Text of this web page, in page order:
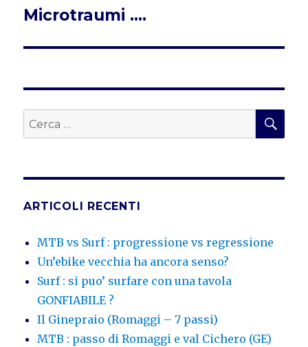
Articolo
Microtraumi ….
Cerca:
ARTICOLI RECENTI
MTB vs Surf : progressione vs regressione
Un’ebike vecchia ha ancora senso?
Surf : si puo’ surfare con una tavola
GONFIABILE ?
Il Ginepraio (Romaggi – 7 passi)
MTB : passo di Romaggi e val Cichero (GE)